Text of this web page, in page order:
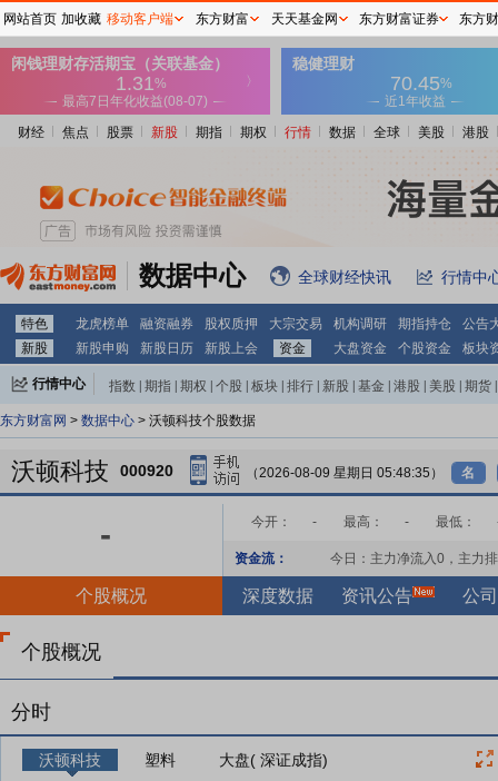
财经 焦点 股票 新股 期指 期权 行情 数据 全球 美股 港股
数据中心 全球财经快讯 行情中
特色 龙虎榜单 融资融券 股权质押 大宗交易 机构调研 期指持仓
公告
新股
新股申购 新股日历 新股上会 资金 大盘资金 个股资金 板块
行情中心 指数 期指 期权 个股 板块 排行 新股 基金 港股 美股 期货
东方财富网 > 数据中心 > 沃顿科技个股数据
沃顿科技 000920 （2026-08-09 星期日 05:48:35） 名
- 今开： - 最高： - 最低：
资金流： 今日：主力净流入0 ，主力
个股概况 深度数据 资讯公告 公
个股概况
分时
沃顿科技 塑料 大盘( 深证成指)
网站首页 加收藏 移动客户端 东方财富 天天基金网 东方财富证券 东方